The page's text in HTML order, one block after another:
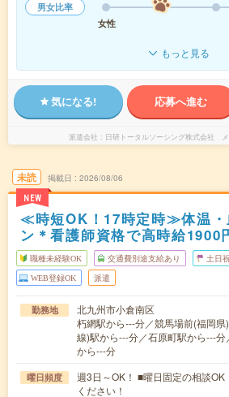
男女比率
女性
もっと見る
気になる! 応募へ進む
派遣会社 日研トータルソーシング株式会社
未読
NEW
掲載日 2026/08/06
≪時短OK！17時定時≫体温・
ン＊看護師資格で高時給1900
職種未経験OK 交通費別途支給あり 土日
WEB登録OK 派遣
勤務地
北九州市小倉南区
朽網駅から---分／競馬場前(福岡
線)駅から---分／石原町駅から---
から---分
曜日頻度
週3日～OK！ ■曜日固定の相談
ください！